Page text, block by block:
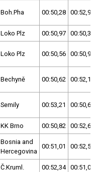
Boh.Pha 00:50,28 00:52,97
Loko Plz 00:50,97 00:50,36
Loko Plz 00:50,56 00:50,93
Bechyně 00:50,62 00:52,15
Semily 00:53,21 00:50,68
KK Brno 00:50,82 00:52,62
Bosnia and
Hercegovina
00:51,01 00:52,54
Č.Kruml. 00:52,34 00:51,04